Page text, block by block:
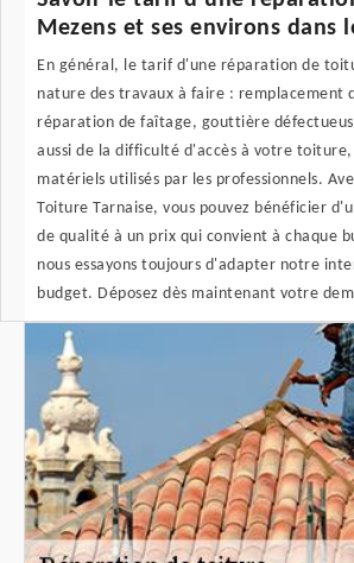
Mezens et ses environs dans
En général, le tarif d'une réparation de
nature des travaux à faire : remplacement
réparation de faîtage, gouttière
aussi de la difficulté d'accès à votre toiture,
matériels utilisés par les professionnels.
Toiture Tarnaise, vous pouvez bénéficier
de qualité à un prix qui convient à chaque
nous essayons toujours d'adapter notre
budget. Déposez dès maintenant votre